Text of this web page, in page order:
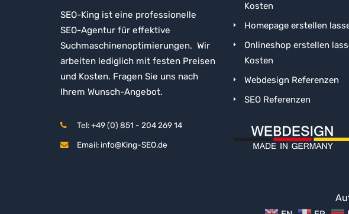
SEO-King ist eine professionelle
SEO-Agentur für effektive
Suchmaschinenoptimierungen. Wir
arbeiten lediglich mit festen Preisen
und Kosten. Fragen Sie uns nach
Ihrem Wunsch-Angebot.
Tel: +49 (0) 851 - 204 269 14
Email: info@King-SEO.de
Kosten
Homepage erstellen
Onlineshop erstellen
Kosten
Webdesign Referenzen
SEO Referenzen